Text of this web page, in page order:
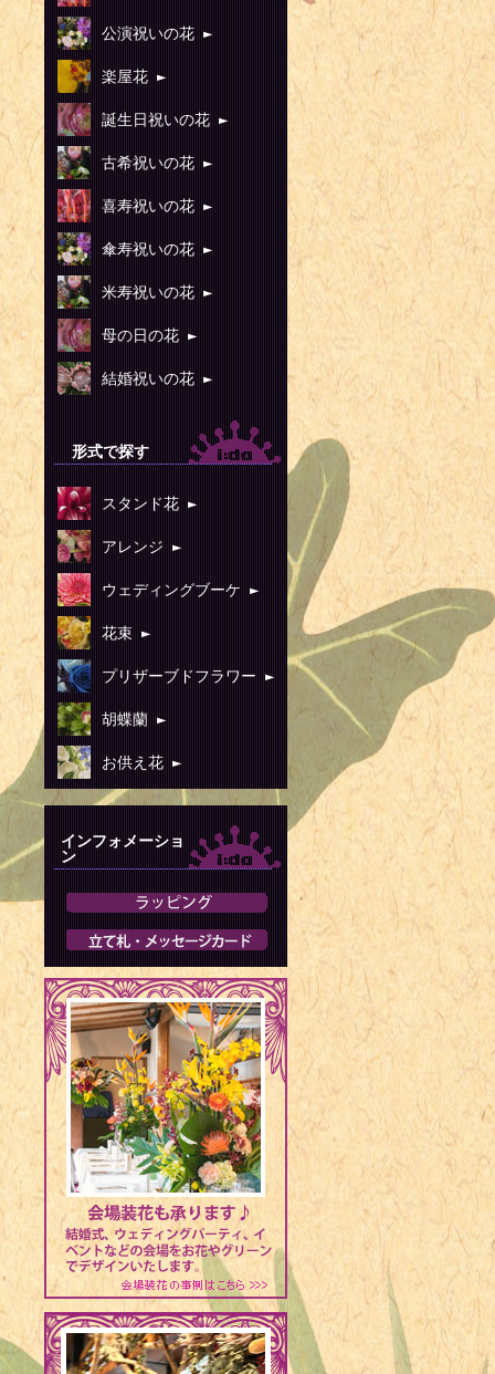
公演祝いの花 ►
楽屋花 ►
誕生日祝いの花 ►
古希祝いの花 ►
喜寿祝いの花 ►
傘寿祝いの花 ►
米寿祝いの花 ►
母の日の花 ►
結婚祝いの花 ►
形式で探す
スタンド花 ►
アレンジ ►
ウェディングブーケ ►
花束 ►
プリザーブドフラワー ►
胡蝶蘭 ►
お供え花 ►
インフォメーショ
ン